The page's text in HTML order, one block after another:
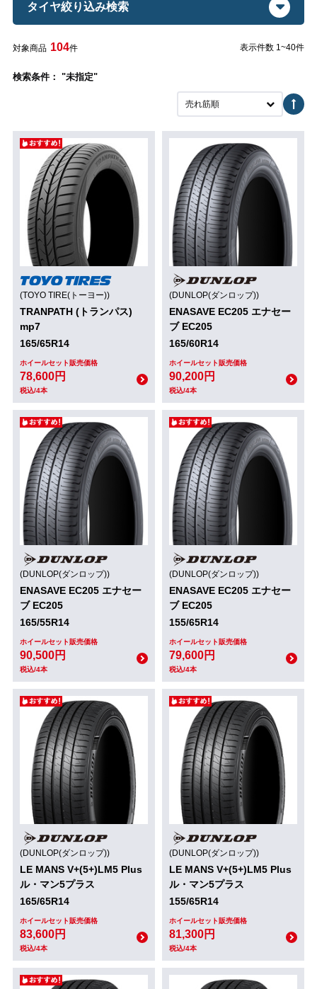
タイヤ絞り込み検索
対象商品 104件 表示件数 1~40件
検索条件： "未指定"
売れ筋順
(TOYO TIRE(トーヨー))
TRANPATH (トランパス)
mp7
165/65R14
ホイールセット販売価格
78,600円
税込/4本
(DUNLOP(ダンロップ))
ENASAVE EC205 エナセー
ブ EC205
165/60R14
ホイールセット販売価格
90,200円
税込/4本
(DUNLOP(ダンロップ))
ENASAVE EC205 エナセー
ブ EC205
165/55R14
ホイールセット販売価格
90,500円
税込/4本
(DUNLOP(ダンロップ))
ENASAVE EC205 エナセー
ブ EC205
155/65R14
ホイールセット販売価格
79,600円
税込/4本
(DUNLOP(ダンロップ))
LE MANS V+(5+)LM5 Plus
ル・マン5プラス
165/65R14
ホイールセット販売価格
83,600円
税込/4本
(DUNLOP(ダンロップ))
LE MANS V+(5+)LM5 Plus
ル・マン5プラス
155/65R14
ホイールセット販売価格
81,300円
税込/4本